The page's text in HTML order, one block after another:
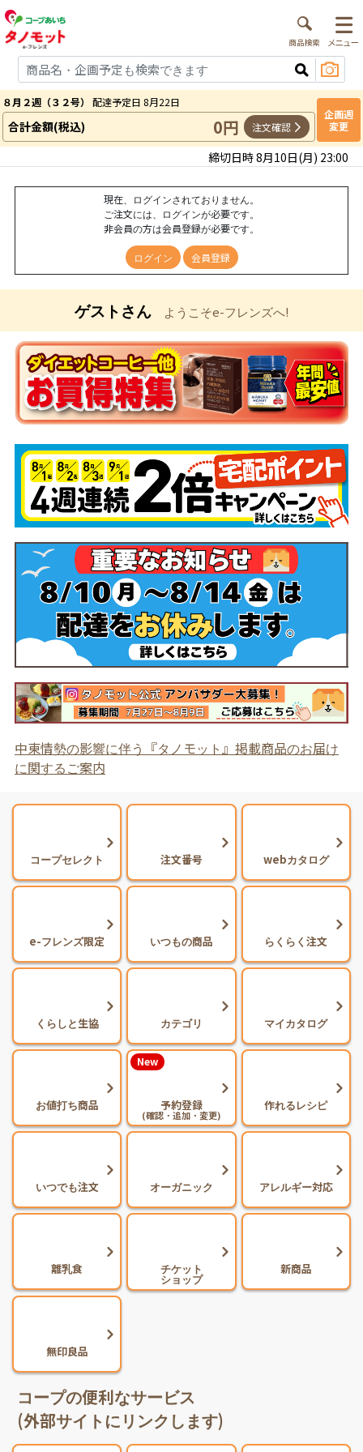
８月２週（３２号） 配達予定日 8月22日
合計金額(税込) 0円 注文確認
企画週
変更
締切日時 8月10日(月) 23:00
現在、ログインされておりません。
ご注文には、ログインが必要です。
非会員の方は会員登録が必要です。
ログイン 会員登録
ゲストさんようこそe-フレンズへ!
中東情勢の影響に伴う『タノモット』掲載商品のお届け
に関するご案内
コープセレクト 注文番号 webカタログ
e-フレンズ限定 いつもの商品 らくらく注文
くらしと生協 カテゴリ マイカタログ
お値打ち商品 予約登録
(確認・追加・変更)
New
作れるレシピ
いつでも注文 オーガニック アレルギー対応
離乳食 チケット
ショップ
新商品
無印良品
コープの便利なサービス
(外部サイトにリンクします)